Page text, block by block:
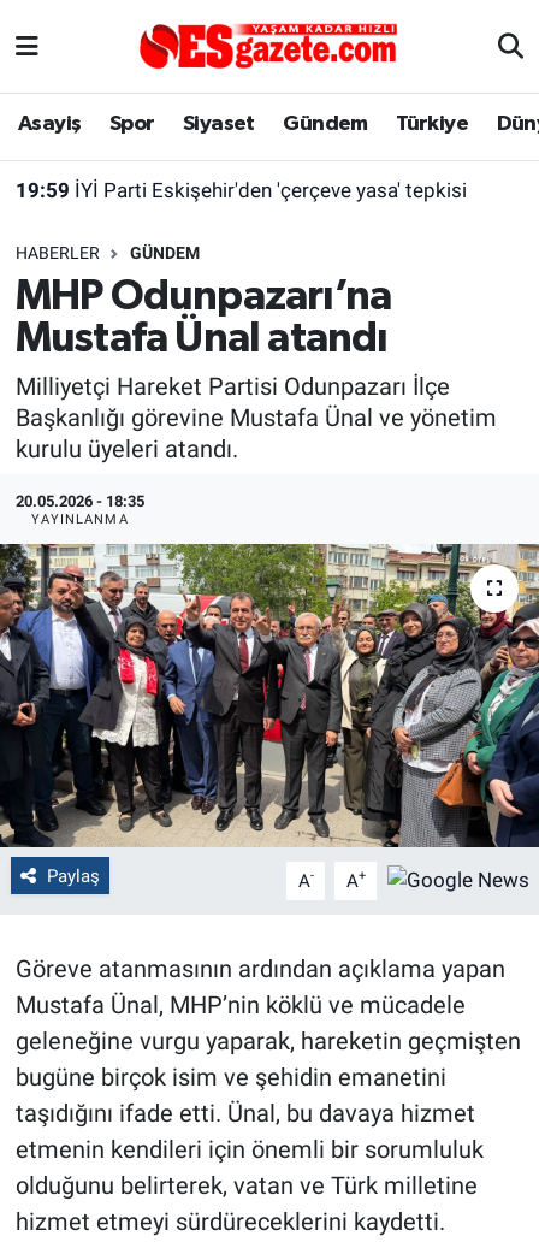
Asayiş Spor Siyaset Gündem Türkiye
19:59 İYİ Parti Eskişehir'den 'çerçeve yasa' tepkisi
HABERLER GÜNDEM
MHP Odunpazarı’na
Mustafa Ünal atandı
Milliyetçi Hareket Partisi Odunpazarı İlçe
Başkanlığı görevine Mustafa Ünal ve yönetim
kurulu üyeleri atandı.
20.05.2026 - 18:35
YAYINLANMA
Paylaş A- A+
Göreve atanmasının ardından açıklama yapan
Mustafa Ünal, MHP’nin köklü ve mücadele
geleneğine vurgu yaparak, hareketin geçmişten
bugüne birçok isim ve şehidin emanetini
taşıdığını ifade etti. Ünal, bu davaya hizmet
etmenin kendileri için önemli bir sorumluluk
olduğunu belirterek, vatan ve Türk milletine
hizmet etmeyi sürdüreceklerini kaydetti.
Asayiş
Gündem
Türkiye
Dünya
Sağlık
Alış-Veriş/İş dünyası
Yaşam
Eskişehirspor Arşivi
Eskişehir Arşivi
Röportaj
Ekonomi
Kültür Sanat
Politika
Bilecik
Kütahya
Gezi
Genel
Çevre
Magazin
Bilim ve Teknoloji
Eskişehir Nöbetçi Eczaneler
Süper Lig Puan Durumu ve Fikstür
Tüm Manşetler
Son Dakika Haberleri
Haber Arşivi